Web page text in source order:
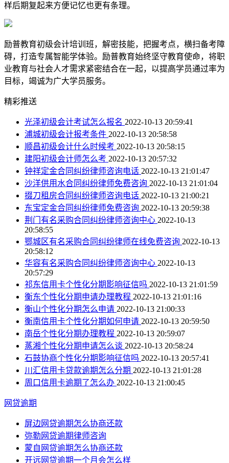
样后期复起来方便记忆也更有条理。
励普教育初级会计培训班，解密技能，把握考点，横扫备考障
碍，打造专属智能学体验。励普教育始终坚守教育使命，将职
业教育与社会人才需求紧密结合在一起，以提高学员通过率为
目标，竭诚为广大学员服务。
精彩推送
光泽初级会计考试怎么报名 2022-10-13 20:59:41
浦城初级会计报考条件 2022-10-13 20:58:58
顺昌初级会计什么时候考 2022-10-13 20:58:15
建阳初级会计师怎么考 2022-10-13 20:57:32
钟祥定金合同纠纷律师咨询电话 2022-10-13 21:01:47
沙洋供用水合同纠纷律师免费咨询 2022-10-13 21:01:04
掇刀租房合同纠纷律师咨询电话 2022-10-13 21:00:21
东宝定金合同纠纷律师免费咨询 2022-10-13 20:59:38
荆门有名采购合同纠纷律师咨询中心 2022-10-13
20:58:55
鄂城区有名采购合同纠纷律师在线免费咨询 2022-10-13
20:58:12
华容有名采购合同纠纷律师咨询中心 2022-10-13
20:57:29
祁东信用卡个性化分期影响征信吗 2022-10-13 21:01:59
衡东个性化分期申请办理教程 2022-10-13 21:01:16
衡山个性化分期怎么申请 2022-10-13 21:00:33
衡南信用卡个性化分期如何申请 2022-10-13 20:59:50
南岳个性化分期办理教程 2022-10-13 20:59:07
蒸湘个性化分期申请怎么谈 2022-10-13 20:58:24
石鼓协商个性化分期影响征信吗 2022-10-13 20:57:41
川汇信用卡贷款逾期怎么分期 2022-10-13 21:01:28
周口信用卡逾期了怎么办 2022-10-13 21:00:45
网贷逾期
屏边网贷逾期怎么协商还款
弥勒网贷逾期律师咨询
蒙自网贷逾期怎么协商还款
开远网贷逾期一个月会怎么样